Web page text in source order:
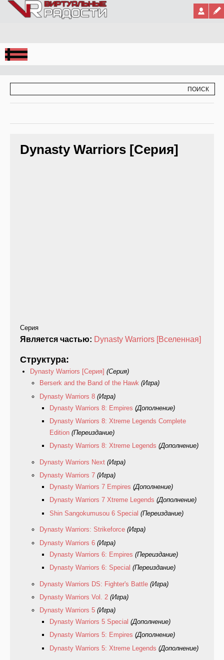
Jump to Navigation
Dynasty Warriors [Серия]
Серия
Является частью: Dynasty Warriors [Вселенная]
Структура:
Dynasty Warriors [Серия] (Серия)
Berserk and the Band of the Hawk (Игра)
Dynasty Warriors 8 (Игра)
Dynasty Warriors 8: Empires (Дополнение)
Dynasty Warriors 8: Xtreme Legends Complete
Edition (Переиздание)
Dynasty Warriors 8: Xtreme Legends (Дополнение)
Dynasty Warriors Next (Игра)
Dynasty Warriors 7 (Игра)
Dynasty Warriors 7 Empires (Дополнение)
Dynasty Warriors 7 Xtreme Legends (Дополнение)
Shin Sangokumusou 6 Special (Переиздание)
Dynasty Warriors: Strikeforce (Игра)
Dynasty Warriors 6 (Игра)
Dynasty Warriors 6: Empires (Переиздание)
Dynasty Warriors 6: Special (Переиздание)
Dynasty Warriors DS: Fighter's Battle (Игра)
Dynasty Warriors Vol. 2 (Игра)
Dynasty Warriors 5 (Игра)
Dynasty Warriors 5 Special (Дополнение)
Dynasty Warriors 5: Empires (Дополнение)
Dynasty Warriors 5: Xtreme Legends (Дополнение)